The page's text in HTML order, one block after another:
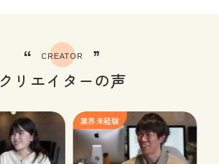
“ CREATOR ”
クリエイターの声
業界未経験 業界未